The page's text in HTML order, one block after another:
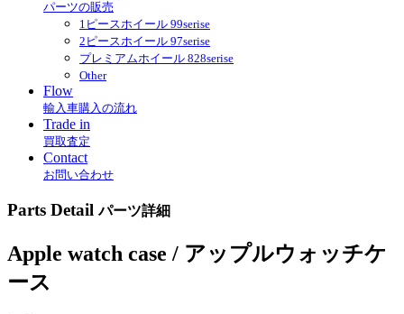
パーツの販売
1ピースホイール 99serise
2ピースホイール 97serise
プレミアムホイール 828serise
Other
Flow
輸入車購入の流れ
Trade in
買取査定
Contact
お問い合わせ
Parts Detailパーツ詳細
Apple watch case / アップルウォッチケ
ース